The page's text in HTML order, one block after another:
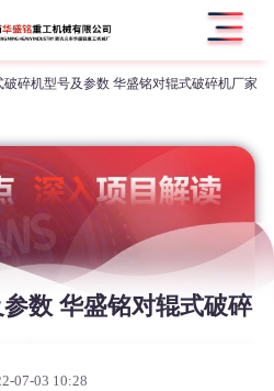
破碎机型号及参数 华盛铭对辊式破碎机厂家
数 华盛铭对辊式破碎
07-03 10:28